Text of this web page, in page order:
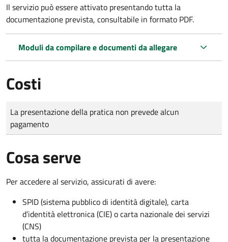
Il servizio può essere attivato presentando tutta la
documentazione prevista, consultabile in formato PDF.
Moduli da compilare e documenti da allegare
Costi
Tipo di pagamento
Importo
La presentazione della pratica non prevede alcun
pagamento
Cosa serve
Per accedere al servizio, assicurati di avere:
SPID (sistema pubblico di identità digitale), carta
d’identità elettronica (CIE) o carta nazionale dei servizi
(CNS)
tutta la documentazione prevista per la presentazione